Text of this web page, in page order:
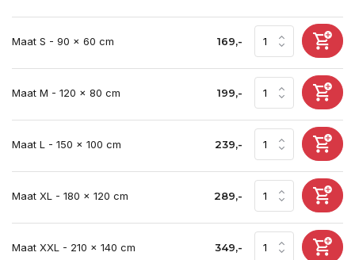
Maat S - 90 x 60 cm 169,-
Maat M - 120 x 80 cm 199,-
Maat L - 150 x 100 cm 239,-
Maat XL - 180 x 120 cm 289,-
Maat XXL - 210 x 140 cm 349,-